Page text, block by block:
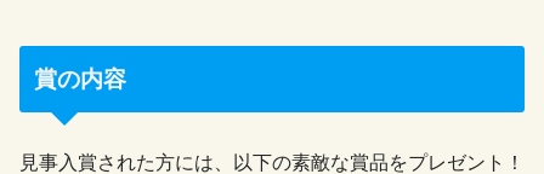
賞の内容
見事入賞された方には、以下の素敵な賞品をプレゼント！